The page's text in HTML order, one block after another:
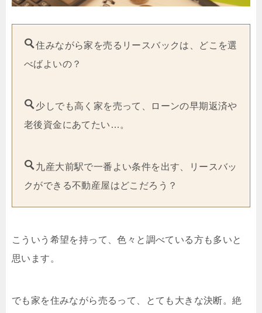
住みながら家を売るリースバックは、どこを選
べばよいの？
少しでも高く家を売って、ローンの早期返済や
老後資金にあてたい…。
九産大前駅で一番よい条件を出す、リースバッ
クができる不動産屋はどこだろう？
こういう希望を持って、色々と調べている方も多いと
思います。
でも家を住みながら売るって、とても大きな決断。絶